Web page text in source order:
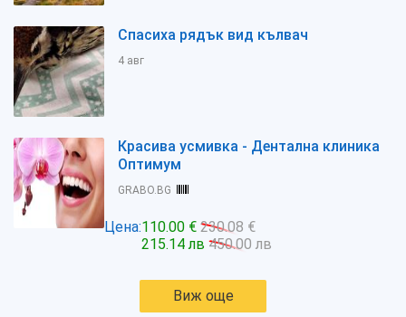
Спасиха рядък вид кълвач
4 авг
Красива усмивка - Дентална клиника
Оптимум
GRABO.BG
Цена:110.00 € 230.08 €
215.14 лв 450.00 лв
Виж още